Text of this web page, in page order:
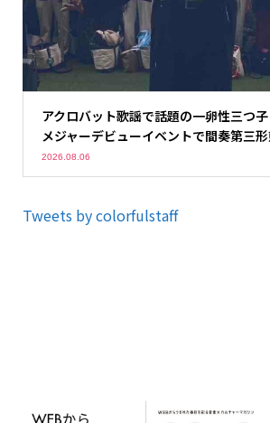
アクロバット歌謡で話題の一卵性三つ子
メジャーデビューイベントで間奏第三
2026.08.06
Tweets by colorfulstaff